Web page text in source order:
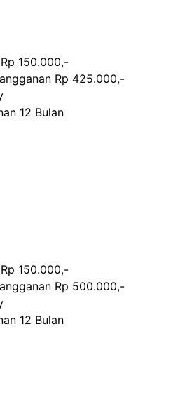
150.000,-
Rp 425.000,-
12 Bulan
150.000,-
Rp 500.000,-
12 Bulan